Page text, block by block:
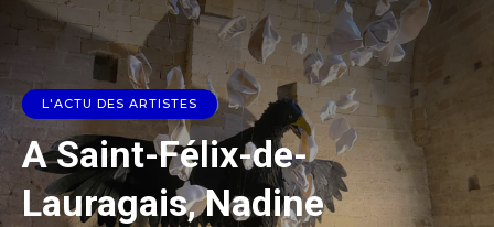
L'ACTU DES ARTISTES
A Saint-Félix-de-
Lauragais, Nadine